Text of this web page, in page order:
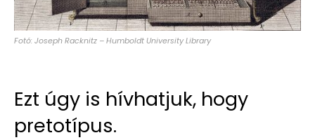
Fotó: Joseph Racknitz – Humboldt University Library
Ezt úgy is hívhatjuk, hogy
pretotípus.